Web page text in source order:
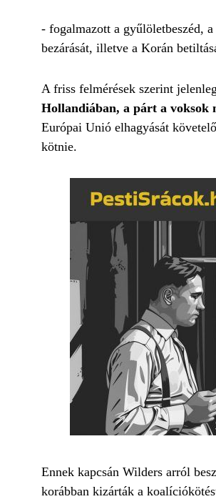
- fogalmazott a gyűlöletbeszéd,
bezárását, illetve a Korán
A friss felmérések szerint
Hollandiában, a párt a voksok
Európai Unió elhagyását
kötnie.
Ennek kapcsán Wilders arról
korábban kizárták a